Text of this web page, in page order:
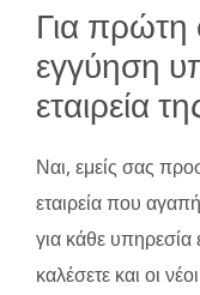
Για
εγγύηση
εταιρεία
Ναι, εμείς σας
εταιρεία που
για κάθε
καλέσετε και οι